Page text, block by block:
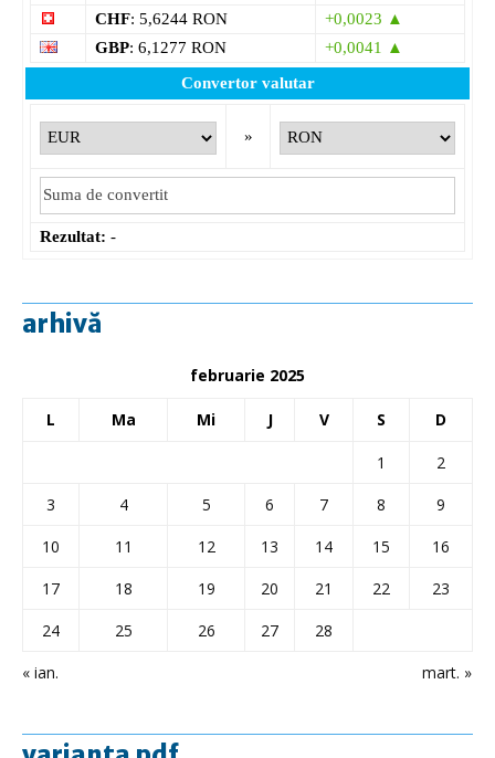
CHF: 5,6244 RON
+0,0023 ▲
GBP: 6,1277 RON
+0,0041 ▲
Convertor valutar
»
Rezultat: -
arhivă
februarie 2025
L Ma Mi J V S D
« ian. mart. »
1
2
3
4 5 6 7 8
9
10
11 12 13 14 15
16
17
18 19 20 21 22
23
24
25 26 27 28